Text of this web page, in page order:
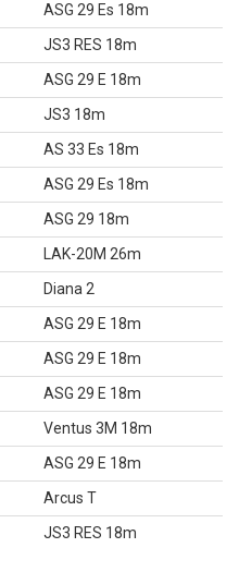
ASG 29 Es 18m
JS3 RES 18m
ASG 29 E 18m
JS3 18m
AS 33 Es 18m
ASG 29 Es 18m
ASG 29 18m
LAK-20M 26m
Diana 2
ASG 29 E 18m
ASG 29 E 18m
ASG 29 E 18m
Ventus 3M 18m
ASG 29 E 18m
Arcus T
JS3 RES 18m